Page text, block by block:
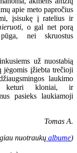
apie meto papročius
įsisukę į ratelius ir
, o gal net porą
nei skruostus
už nuostabią
jėgomis įžiebta trečioji
laukimo
keturi kloniai, ir
pasieks laukiamoji
Tomas A.
nuotraukų albume)